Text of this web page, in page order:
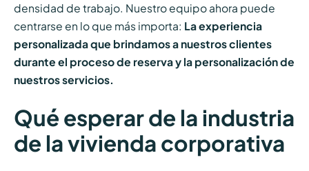
densidad de trabajo. Nuestro equipo ahora puede
centrarse en lo que más importa: La experiencia
personalizada que brindamos a nuestros clientes
durante el proceso de reserva y la personalización de
nuestros servicios.
Qué esperar de la industria
de la vivienda corporativa